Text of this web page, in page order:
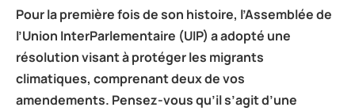
Pour la première fois de son histoire, l’Assemblée de
l’Union InterParlementaire (UIP) a adopté une
résolution visantàprotéger les migrants
climatiques, comprenant deux de vos
amendements. Pensez-vous qu’il s’agit d’une